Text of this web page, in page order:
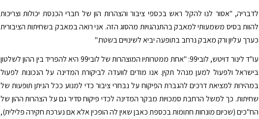
לדבריה, "אסור לנו להקל ראש בכספי ציבור והצהרות הון של חברי הכנסת יכולות וצריכות
להוות בסיס משמעותי למאבק בהתנהגויות מהסוג הזה. אני רואה במאבק בשחיתות הציבורית
כערך עליון ורק מאבק נרחב בתופעה יביא לשינויים בשטח."
עו"ד לינור דויטש, לובי99: "אחת ממטרותיו המוצהרות של לובי99 היא להפריד בין ההון לשלטון
בישראל ולפעול למען מנהל תקין. אנו מודים לוועדה לביקורת המדינה על הנכונות לפעול
במהירות למציאת דרכים להגברת הפיקוח על נבחרי ציבור כדי למנוע ככל הניתן תופעות של
שחיתות. כך למשל הרחבת סמכויות מבקר המדינה לכדי פיקוח סדיר גם על הצהרות ההון של
הח"כים (שכיום מונחות חתומות בכספת כאבן שאין לה הופכין אלא אם נערכת חקירה פלילית),